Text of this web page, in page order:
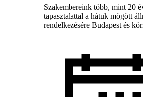
Szakembereink több, mint 20
tapasztalattal a hátuk mögött
rendelkezésére Budapest és